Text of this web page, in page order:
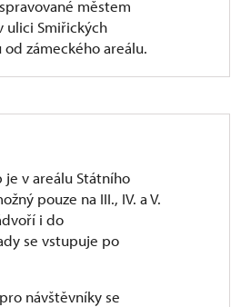
městem
ulici Smiřických
zámeckého areálu.
v areálu Státního
pouze na III., IV. a V.
i do
se vstupuje po
návštěvníky se